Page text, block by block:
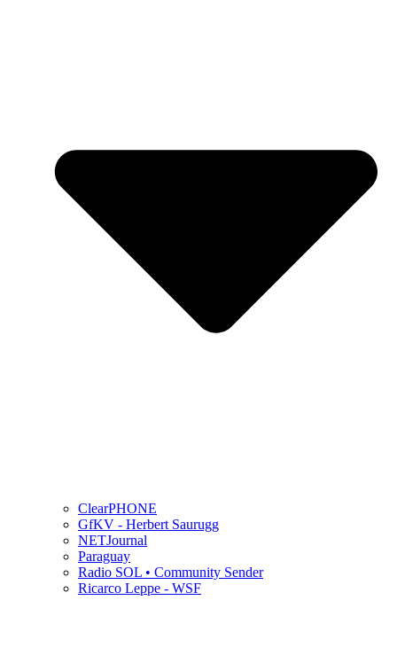
ClearPHONE
GfKV - Herbert Saurugg
NETJournal
Paraguay
Radio SOL • Community Sender
Ricarco Leppe - WSF